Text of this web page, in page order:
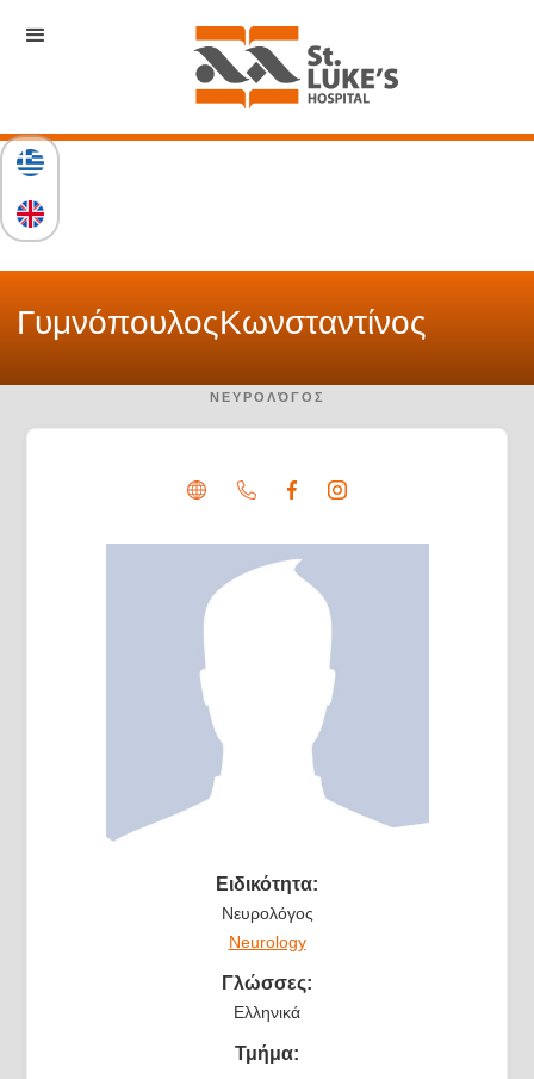
ΓυμνόπουλοςΚωνσταντίνος
ΝΕΥΡΟΛΌΓΟΣ
Ειδικότητα:
Νευρολόγος
Neurology
Γλώσσες:
Ελληνικά
Τμήμα: